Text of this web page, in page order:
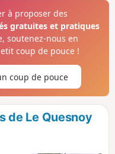
à proposer des
gratuites et pratiques
soutenez-nous en
coup de pouce !
coup de pouce
de Le Quesnoy